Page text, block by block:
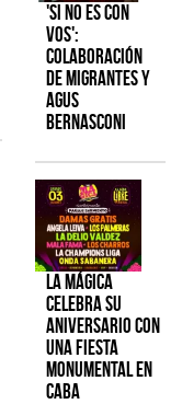
'Si No Es Con
Vos':
colaboración
de Migrantes y
Agus
Bernasconi
La Mágica
celebra su
aniversario con
una fiesta
monumental en
CABA